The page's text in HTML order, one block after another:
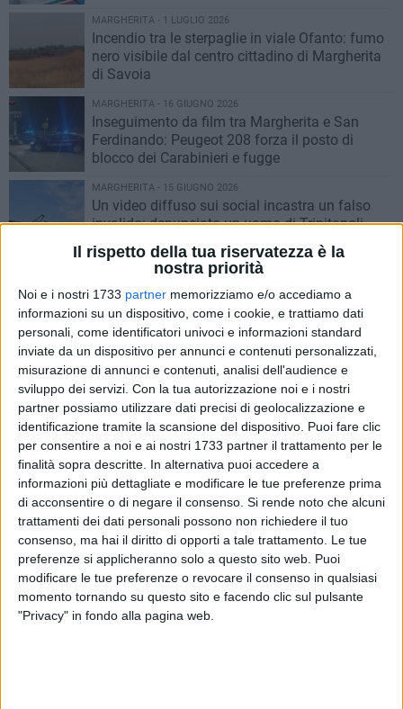
Il rispetto della tua riservatezza è la
nostra priorità
Noi e i nostri 1733 partner memorizziamo e/o accediamo a
informazioni su un dispositivo, come i cookie, e trattiamo dati
personali, come identificatori univoci e informazioni standard
inviate da un dispositivo per annunci e contenuti personalizzati,
misurazione di annunci e contenuti, analisi dell'audience e
sviluppo dei servizi. Con la tua autorizzazione noi e i nostri
partner possiamo utilizzare dati precisi di geolocalizzazione e
identificazione tramite la scansione del dispositivo. Puoi fare clic
per consentire a noi e ai nostri 1733 partner il trattamento per le
finalità sopra descritte. In alternativa puoi accedere a
informazioni più dettagliate e modificare le tue preferenze prima
di acconsentire o di negare il consenso. Si rende noto che alcuni
trattamenti dei dati personali possono non richiedere il tuo
consenso, ma hai il diritto di opporti a tale trattamento. Le tue
preferenze si applicheranno solo a questo sito web. Puoi
modificare le tue preferenze o revocare il consenso in qualsiasi
momento tornando su questo sito e facendo clic sul pulsante
"Privacy" in fondo alla pagina web.
MARGHERITA - 1 LUGLIO 2026
Incendio tra le sterpaglie in viale Ofanto: fumo
nero visibile dal centro cittadino di Margherita
di Savoia
MARGHERITA - 16 GIUGNO 2026
Inseguimento da film tra Margherita e San
Ferdinando: Peugeot 208 forza il posto di
blocco dei Carabinieri e fugge
MARGHERITA - 15 GIUGNO 2026
Un video diffuso sui social incastra un falso
invalido: denunciato un uomo di Trinitapoli
MARGHERITA - 29 MAGGIO 2026
Frode sul carburante per la pesca: scoperti sei
comandanti di pescherecci a Margherita di
Savoia
MARGHERITA - 5 MAGGIO 2026
Vende merce contraffatta e aggredisce gli
agenti: arrestato un senegalese a Margherita
MARGHERITA - 29 APRILE 2026
Sequestro e rapina a un autotrasportatore a
Margherita: fermati in 4 indagati
MARGHERITA - 25 APRILE 2026
Investita sulle strisce pedonali a Margherita di
Savoia: lievi ferite per una giovane donna
MARGHERITA - 23 APRILE 2026
Grave incidente sulla SP15: due vittime di